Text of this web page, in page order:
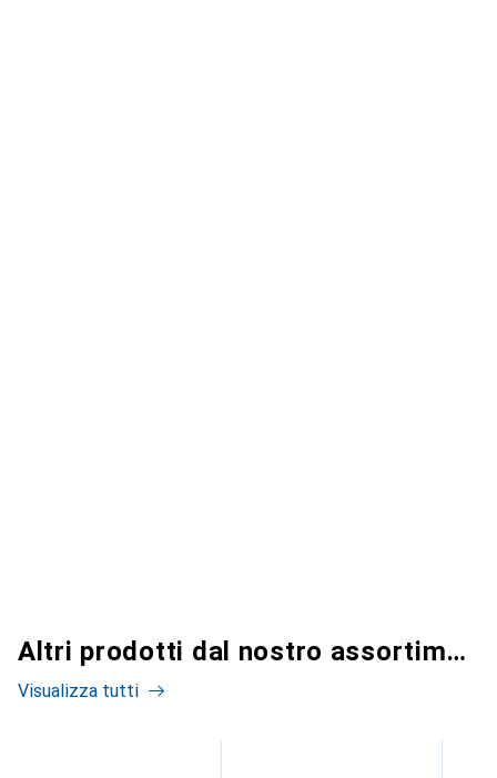
Altri prodotti dal nostro assortimento
Visualizza tutti